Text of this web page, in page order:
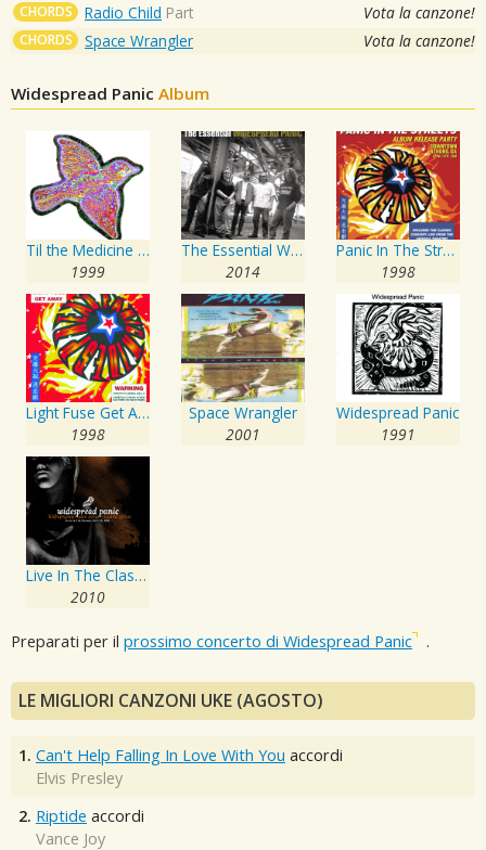
CHORDS Radio Child Part Vota la canzone!
CHORDS Space Wrangler Vota la canzone!
Widespread Panic Album
Til the Medicine Takes
1999
The Essential Widespread Panic
2014
Panic In The Streets
1998
Light Fuse Get Away
1998
Space Wrangler
2001
Widespread Panic
1991
Live In The Classic City II
2010
Preparati per il prossimo concerto di Widespread Panic .
LE MIGLIORI CANZONI UKE (AGOSTO)
1. Can't Help Falling In Love With You accordi
Elvis Presley
2. Riptide accordi
Vance Joy